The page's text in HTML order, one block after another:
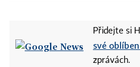
Přidejte si
své
zprávách.